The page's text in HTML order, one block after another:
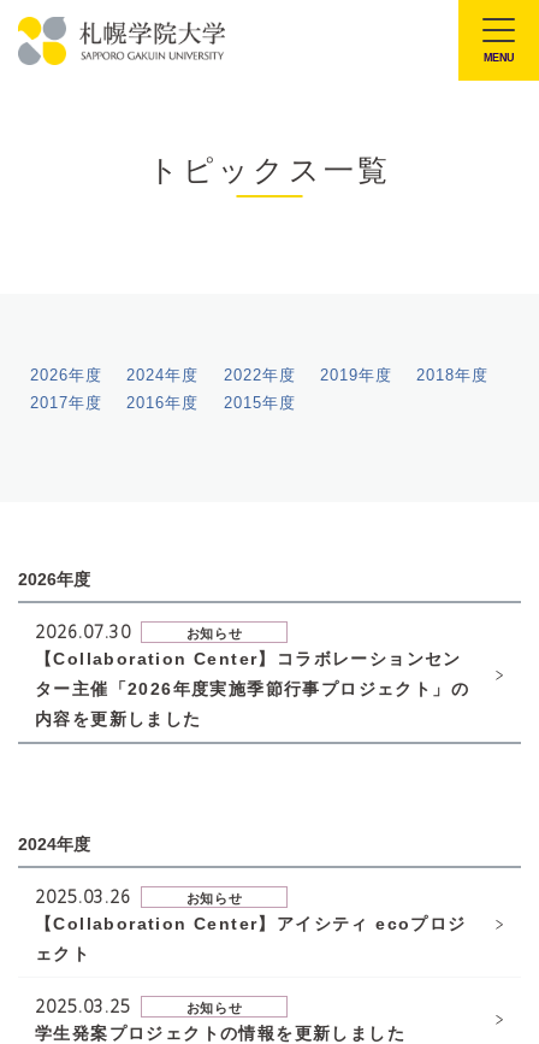
文
MENU
トピックス一覧
2026年度 2024年度 2022年度 2019年度
2018年度
2017年度
2016年度 2015年度
2026年度
2026.07.30 お知らせ
【Collaboration Center】コラボレーションセン
ター主催「2026年度実施季節行事プロジェクト」の
内容を更新しました
2024年度
2025.03.26 お知らせ
【Collaboration Center】アイシティ ecoプロジ
ェクト
2025.03.25 お知らせ
学生発案プロジェクトの情報を更新しました